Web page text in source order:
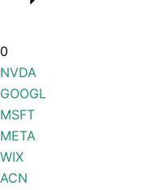
0
NVDA
GOOGL
MSFT
META
WIX
ACN